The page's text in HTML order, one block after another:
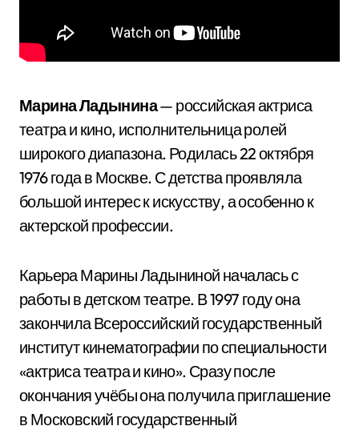
Марина Ладынина— российская актриса
театра и кино, исполнительница ролей
широкого диапазона. Родилась 22 октября
1976 года в Москве. С детства проявляла
большой интерес к искусству, а особенно к
актерской профессии.
Карьера Марины Ладыниной началась с
работы в детском театре. В 1997 году она
закончила Всероссийский государственный
институт кинематографии по специальности
«актриса театра и кино». Сразу после
окончания учёбы она получила приглашение
в Московский государственный